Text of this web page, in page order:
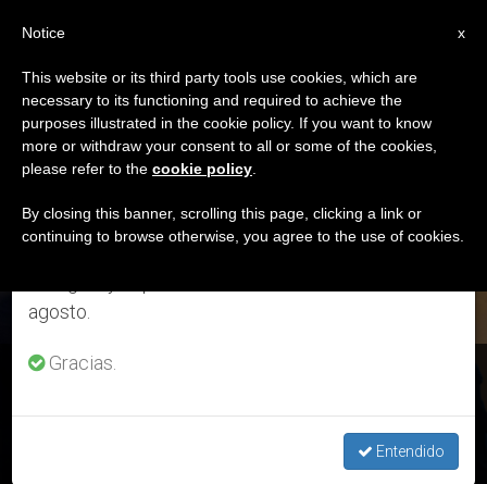
ETIQUETA
Posts Tagged ‘ética’
ÚLTIMAS NOTICIAS
Milagro, cuidado y confianza: El Papa da tres claves para
×
Aviso importante
Del 27 de julio al 7 de agosto haremos la pausa
anual, aprovechando que en el periodo de verano
se generan menos informaciones y también el
agosto.
Gracias.
Entendido
x
Notice
This website or its third party tools use cookies, which are
necessary to its functioning and required to achieve the
purposes illustrated in the cookie policy. If you want to know
more or withdraw your consent to all or some of the cookies,
please refer to the cookie policy
By closing this banner, scrolling this page, clicking a link or
continuing to browse otherwise, you agree to the use of cookies.